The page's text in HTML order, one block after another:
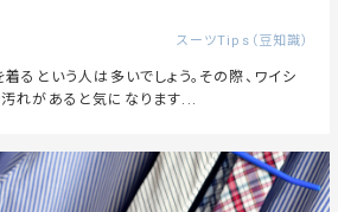
スーツTips（豆知識）
るという人は多いでしょう。その際、ワイシ
れがあると気になります...